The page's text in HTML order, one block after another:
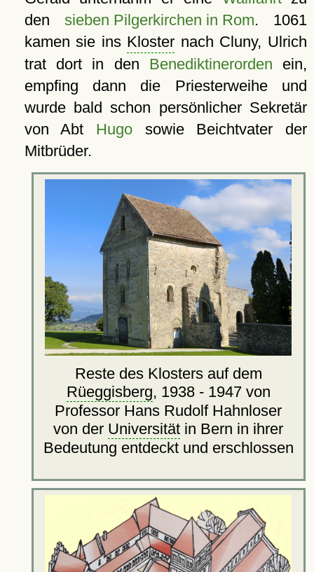
den sieben Pilgerkirchen in Rom. 1061
kamen sie ins Kloster nach Cluny, Ulrich
trat dort in den Benediktinerorden ein,
empfing dann die Priesterweihe und
wurde bald schon persönlicher Sekretär
von Abt Hugo sowie Beichtvater der
Mitbrüder.
Reste des Klosters auf dem
Rüeggisberg, 1938 - 1947 von
Professor Hans Rudolf Hahnloser
von der Universität in Bern in ihrer
Bedeutung entdeckt und erschlossen